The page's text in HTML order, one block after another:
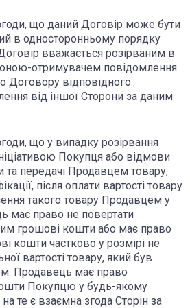
що даний Договір може бути
в односторонньому порядку
вважається розірваним в
отримувачем повідомлення
Договору відповідного
від іншої Сторони за даним
що у випадку розірвання
Покупця або відмови
та передачі Продавцем товару,
після оплати вартості товару
такого товару Продавцем у
має право не повертати
грошові кошти або має право
кошти частково у розмірі не
вартості товару, який був
Продавець має право
Покупцю у будь-якому
те є взаємна згода Сторін за